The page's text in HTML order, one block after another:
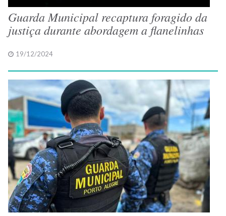
Guarda Municipal recaptura foragido da
justiça durante abordagem a flanelinhas
19/12/2024